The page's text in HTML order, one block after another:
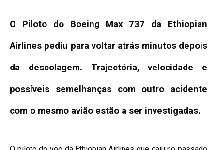
O Piloto do Boeing Max 737 da Ethiopian
Airlines pediu para voltar atrás minutos depois
da descolagem. Trajectória, velocidade e
possíveis semelhanças com outro acidente
com o mesmo avião estão a ser investigadas.